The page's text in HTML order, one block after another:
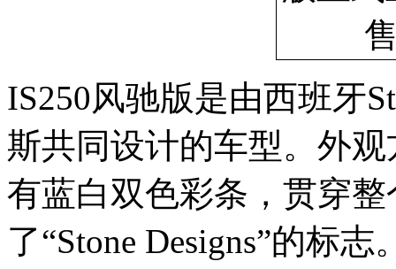
IS250风驰版是由西班牙
斯共同设计的车型。外
有蓝白双色彩条，贯穿
了“Stone Designs”的标